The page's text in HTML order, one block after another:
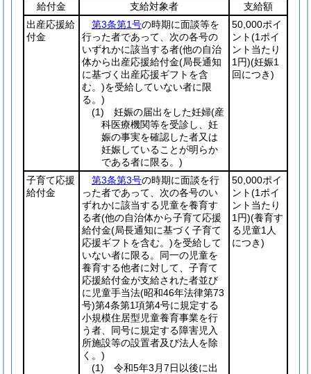
給付金
支給対象者
支給額
出産応援給
付金
第3条第1号の時期に面談等を
行った者であって、次の各号の
いずれかに該当する者(他の自治
体から出産応援給付金(局長通知
に基づく出産応援ギフトを含
む。)を受給していない者に限
る。)
(1) 妊娠の届出をした妊婦(産
科医療機関等を受診し、妊
娠の事実を確認した者又は
妊娠していることが明らか
である者に限る。)
50,000ポイ
ント(1ポイ
ント当たり
1円)(妊娠1
回につき)
子育て応援
給付金
第3条第3号の時期に面談を行
った者であって、次の各号のい
ずれかに該当する児童を養育す
る者(他の自治体から子育て応援
給付金(局長通知に基づく子育て
応援ギフトを含む。)を受給して
いない者に限る。同一の児童を
養育する他者に対して、子育て
応援給付金が支給された者並び
に児童手当法(昭和46年法律第73
号)第4条第1項第4号に規定する
小規模住居型児童養育事業を行
う者、同号に規定する障害児入
所施設等の設置者及び法人を除
く。)
(1) 令和5年3月7日以後に出
50,000ポイ
ント(1ポイ
ント当たり
1円)(養育す
る児童1人
につき)